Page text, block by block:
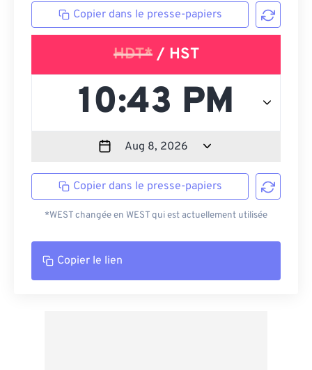
Copier dans le presse-papiers
HDT*/ HST
Copier dans le presse-papiers
*WEST changée en WEST qui est actuellement utilisée
Copier le lien